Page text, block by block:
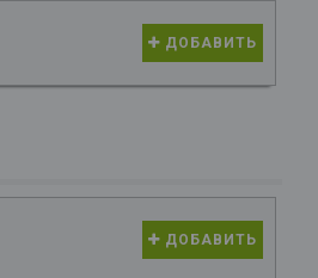
ДОБАВИТЬ
ДОБАВИТЬ